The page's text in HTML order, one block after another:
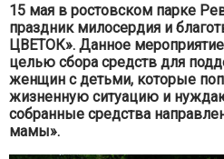
15 мая в ростовском парке
праздник милосердия и
ЦВЕТОК». Данное
целью сбора средств для
женщин с детьми, которые
жизненную ситуацию и
собранные средства
мамы».